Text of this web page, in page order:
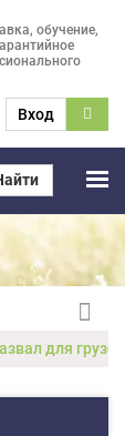
обучение,
Вход
для